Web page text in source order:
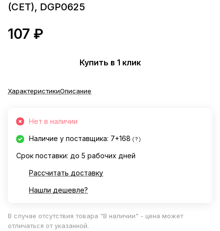
(CET), DGP0625
107 ₽
Купить в 1 клик
ХарактеристикиОписание
Нет в наличии
Наличие у поставщика: 7+168 ?
Срок поставки: до 5 рабочих дней
Рассчитать доставку
Нашли дешевле?
В случае отсутствия товара "В наличии" - цена может
отличаться от указанной.